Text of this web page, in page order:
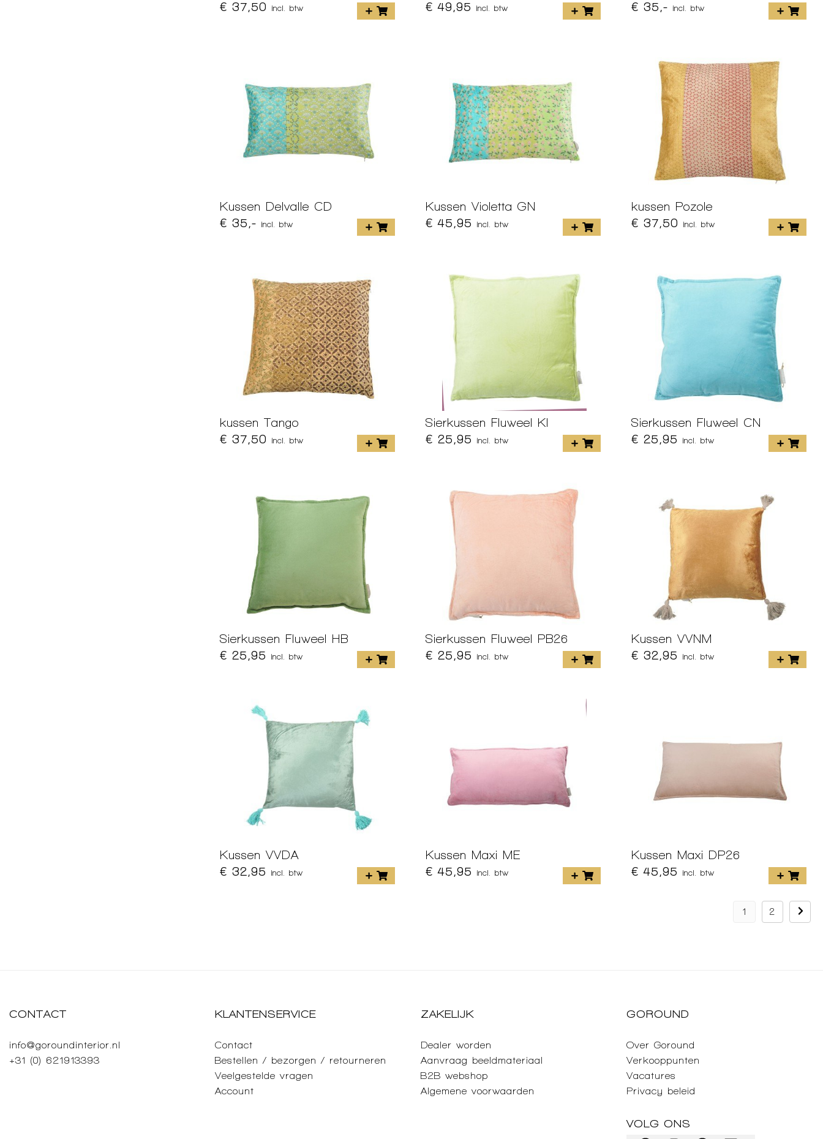
€ 37,50
incl. btw
€ 49,95
incl. btw
€ 35,-
incl. btw
Kussen Delvalle CD
€ 35,-
incl. btw
Kussen Violetta GN
€ 45,95
incl. btw
kussen Pozole
€ 37,50
incl. btw
kussen Tango
€ 37,50
incl. btw
Sierkussen Fluweel KI
€ 25,95
incl. btw
Sierkussen Fluweel CN
€ 25,95
incl. btw
Sierkussen Fluweel HB
€ 25,95
incl. btw
Sierkussen Fluweel PB26
€ 25,95
incl. btw
Kussen VVNM
€ 32,95
incl. btw
Kussen VVDA
€ 32,95
incl. btw
Kussen Maxi ME
€ 45,95
incl. btw
Kussen Maxi DP26
€ 45,95
incl. btw
1 2
CONTACT
info@goroundinterior.nl
+31 (0) 621913393
KLANTENSERVICE
Contact
Bestellen / bezorgen / retourneren
Veelgestelde vragen
Account
ZAKELIJK
Dealer worden
Aanvraag beeldmateriaal
B2B webshop
Algemene voorwaarden
GOROUND
Over Goround
Verkooppunten
Vacatures
Privacy beleid
VOLG ONS